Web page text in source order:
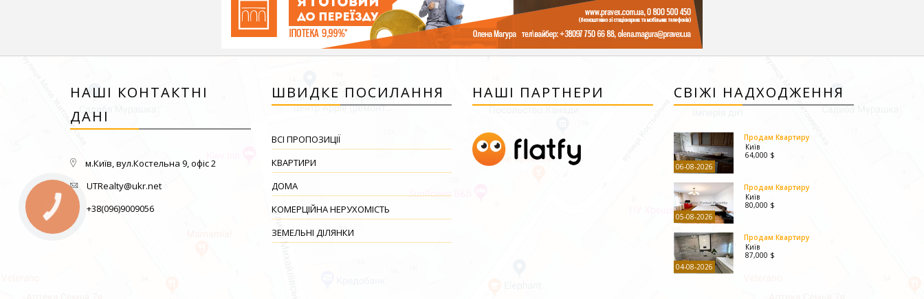
НАШІ КОНТАКТНІ
ДАНІ
м.Київ, вул.Костельна 9, офіс 2
UTRealty@ukr.net
+38(096)9009056
ШВИДКЕ ПОСИЛАННЯ
ВСІ ПРОПОЗИЦІЇ
КВАРТИРИ
ДОМА
КОМЕРЦІЙНА НЕРУХОМІСТЬ
ЗЕМЕЛЬНІ ДІЛЯНКИ
НАШІ ПАРТНЕРИ СВІЖІ НАДХОДЖЕННЯ
06-08-2026
Продам Квартиру
Київ
64,000 $
05-08-2026
Продам Квартиру
Київ
80,000 $
04-08-2026
Продам Квартиру
Київ
87,000 $